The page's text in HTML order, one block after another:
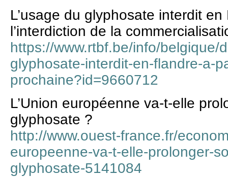
L’usage du glyphosate interdit
l’interdiction de la
https://www.rtbf.be/info/belgique/
glyphosate-interdit-en-flandre-a-
prochaine?id=9660712
L’Union européenne va-t-elle
glyphosate ?
http://www.ouest-france.fr/
europeenne-va-t-elle-prolonger-
glyphosate-5141084